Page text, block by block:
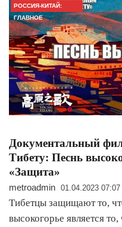
РОССИЯ-КИТАЙ:
ГЛАВНОЕ
Документальный
Тибету: Песнь
«Защита»
metroadmin 01.04.2023 07:07
Тибетцы защищают то,
высокогорье является